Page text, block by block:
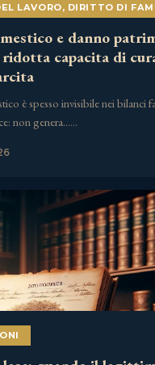
LAVORO, DIRITTO DI
e danno
capacita di
è spesso invisibile nei bilanci
non genera……